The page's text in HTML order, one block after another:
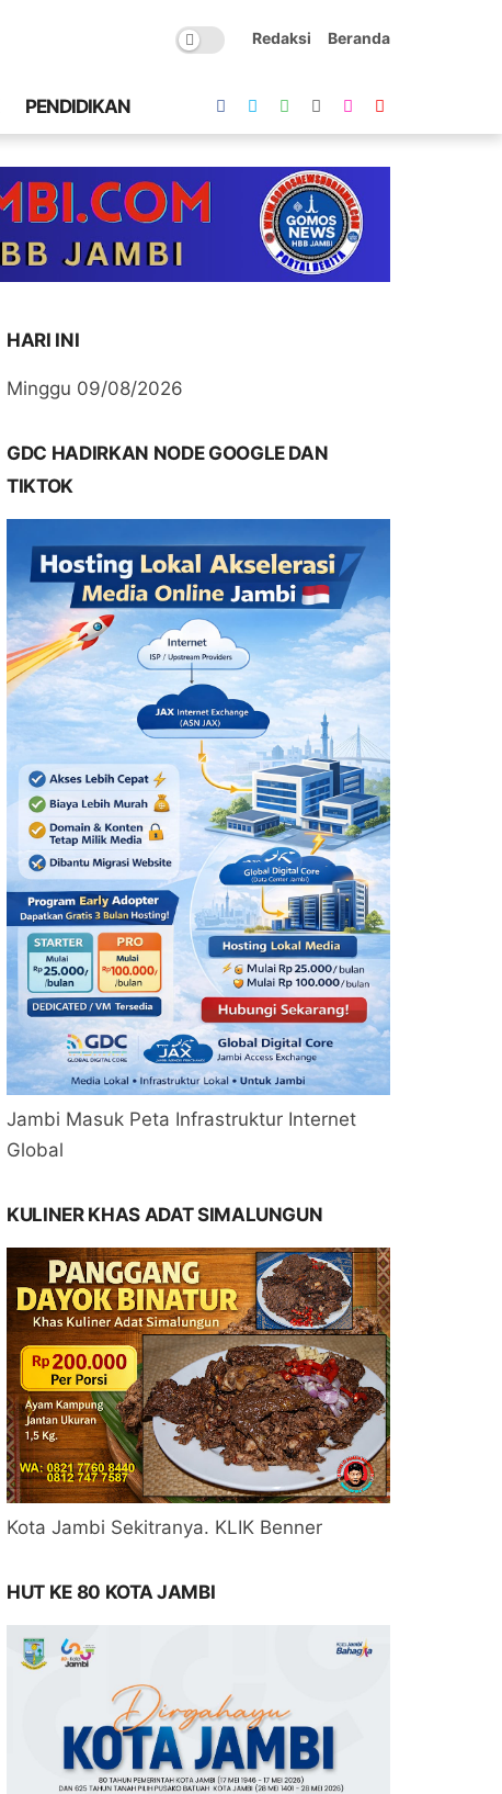
Redaksi Beranda
PENDIDIKAN
HARI INI
Minggu 09/08/2026
GDC HADIRKAN NODE GOOGLE DAN
TIKTOK
Jambi Masuk Peta Infrastruktur Internet
Global
KULINER KHAS ADAT SIMALUNGUN
Kota Jambi Sekitranya. KLIK Benner
HUT KE 80 KOTA JAMBI